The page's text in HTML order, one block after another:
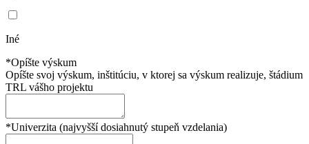
Iné
*Opíšte výskum
Opíšte svoj výskum, inštitúciu, v ktorej sa výskum realizuje, štádium
TRL vášho projektu
*Univerzita (najvyšší dosiahnutý stupeň vzdelania)